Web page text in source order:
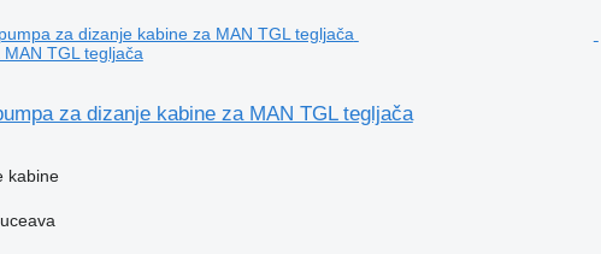
TGL tegljača
za dizanje kabine za MAN TGL tegljača
kabine